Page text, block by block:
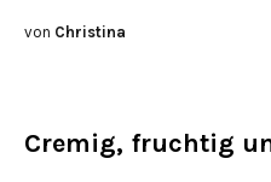
von Christina
Cremig, fruchtig